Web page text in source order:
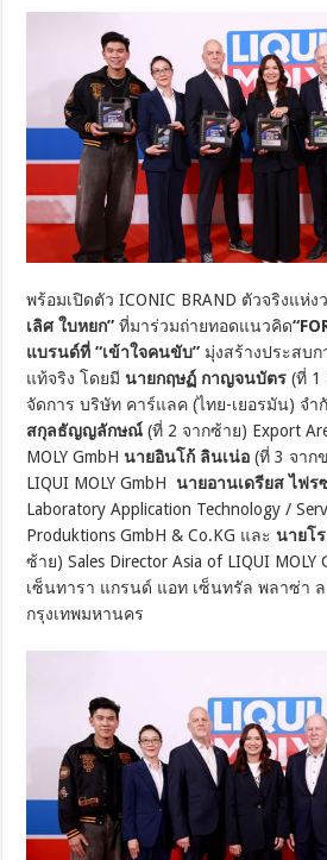
พร้อมเปิดตัว ICONIC BRAND ตัวจริงแห่ง
เลิศ ใบหยก”ที่มาร่วมถ่ายทอดแนวคิด
แบรนด์ที่ “เข้าใจคนขับ” มุ่งสร้างประสบ
แท้จริง โดยมีนายกฤษฏ์ กาญจนบัตร (ที่ 1
จัดการ บริษัท คาร์แลค (ไทย-เยอรมัน) จำ
สกุลธัญญลักษณ์ (ที่ 2 จากซ้าย) Export
MOLY GmbHนายอินโก้ ลินเน่อ(ที่ 3 จาก
LIQUI MOLY GmbHนายอานเดรียส ไฟ
Laboratory Application Technology /
Produktions GmbH & Co.KG และนายโ
ซ้าย) Sales Director Asia of LIQUI
เซ็นทารา แกรนด์ แอท เซ็นทรัล พลาซ่า
กรุงเทพมหานคร